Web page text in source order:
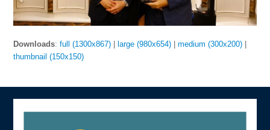
Downloads:full (1300x867) large (980x654) |medium (300x200)
thumbnail (150x150)